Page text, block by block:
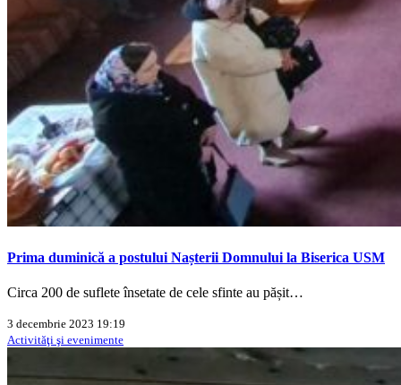
Prima duminică a postului Nașterii Domnului la Biserica USM
Circa 200 de suflete însetate de cele sfinte au pășit…
3 decembrie 2023 19:19
Activităţi şi evenimente